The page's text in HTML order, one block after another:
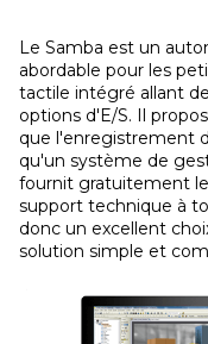
Le Samba est un
abordable pour les
tactile intégré allant
options d'E/S. Il
que l'enregistrement
qu'un système de
fournit gratuitement
support technique à
donc un excellent
solution simple et